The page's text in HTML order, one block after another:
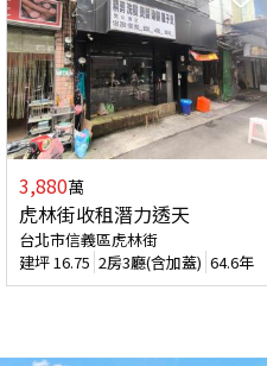
3,880萬
虎林街收租潛力透天
台北市信義區虎林街
建坪16.75 2房3廳(含加蓋) 64.6年